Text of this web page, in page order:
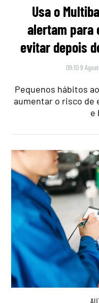
Usa o
alertam para
evitar depois
09:10 9
Pequenos hábitos
aumentar o risco de
e